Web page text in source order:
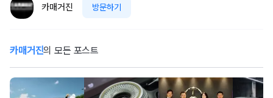
카매거진 방문하기
카매거진의 모든 포스트